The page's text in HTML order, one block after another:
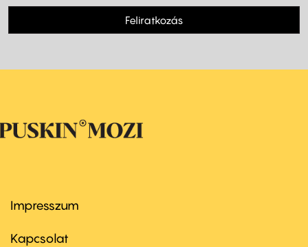
Feliratkozás
Footer
first
Impresszum
Kapcsolat